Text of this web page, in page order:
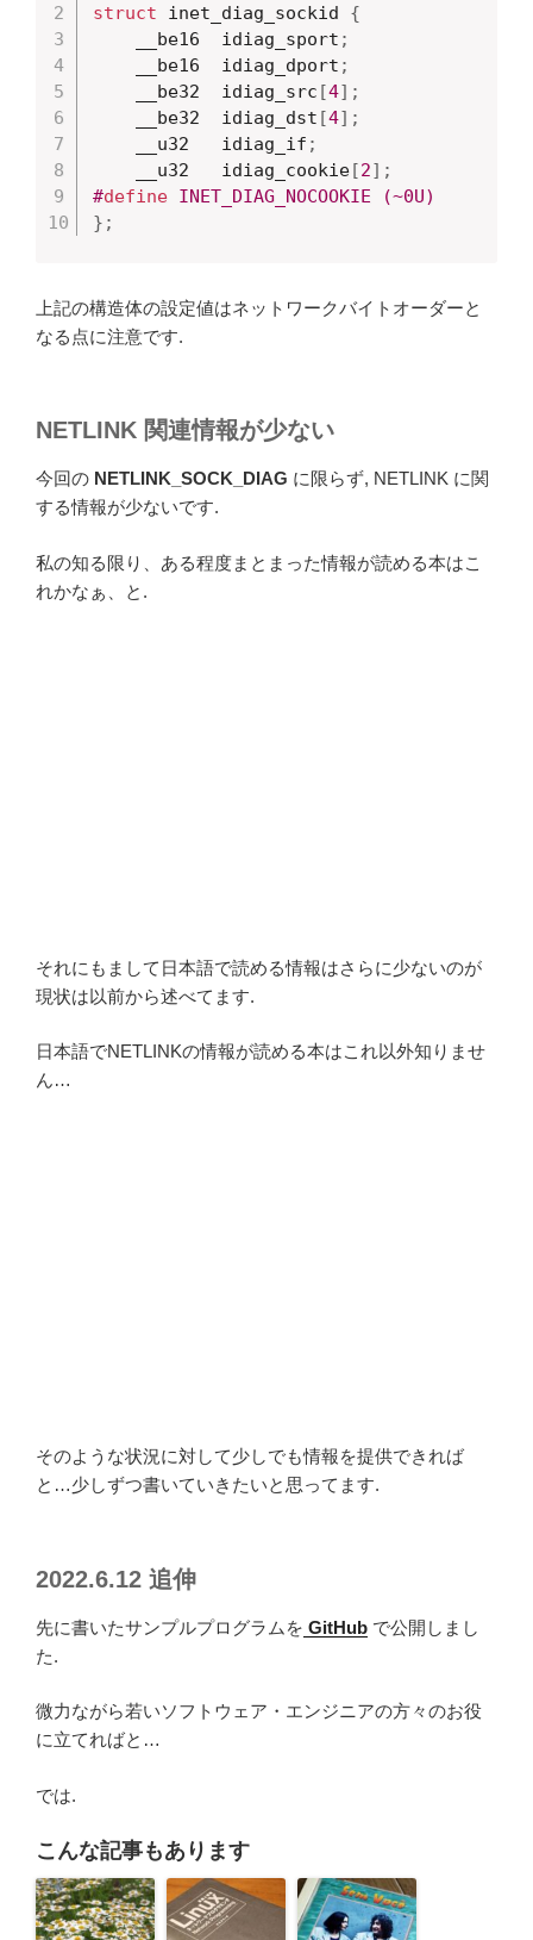
struct inet_diag_sockid {
	__be16	idiag_sport
;
	__be16	idiag_dport
;
	__be32	idiag_src
[4] ;
	__be32	idiag_dst
[4] ;
	__u32	idiag_if
;
	__u32	idiag_cookie
[2] ;
#define INET_DIAG_NOCOOKIE (~0U)
} ;
上記の構造体の設定値はネットワークバイトオーダーと
なる点に注意です.
NETLINK 関連情報が少ない
今回の NETLINK_SOCK_DIAG に限らず, NETLINK に関
する情報が少ないです.
私の知る限り、ある程度まとまった情報が読める本はこ
れかなぁ、と.
それにもまして日本語で読める情報はさらに少ないのが
現状は以前から述べてます.
日本語でNETLINKの情報が読める本はこれ以外知りませ
ん…
そのような状況に対して少しでも情報を提供できれば
と…少しずつ書いていきたいと思ってます.
2022.6.12 追伸
先に書いたサンプルプログラムを GitHub で公開しまし
た.
微力ながら若いソフトウェア・エンジニアの方々のお役
に立てればと…
では.
こんな記事もあります